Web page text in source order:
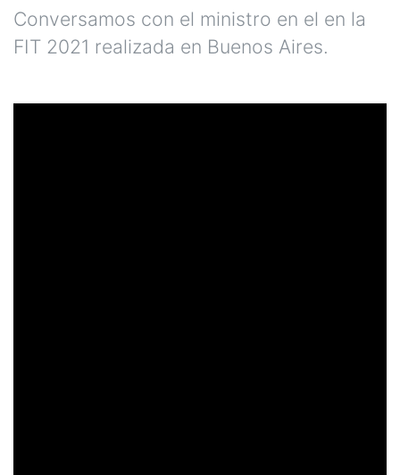
Conversamos con el ministro en el en la
FIT 2021 realizada en Buenos Aires.